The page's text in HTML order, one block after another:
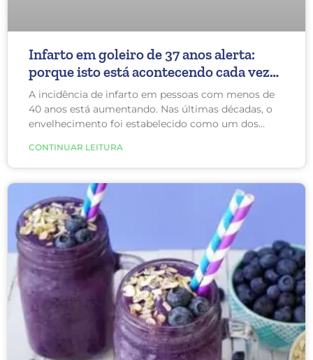
Infarto em goleiro de 37 anos alerta:
porque isto está acontecendo cada vez
mais em pessoas novas?
A incidência de infarto em pessoas com menos de
40 anos está aumentando. Nas últimas décadas, o
envelhecimento foi estabelecido como um dos
afetando tipicamente homens com mais de 50 anos
e mulheres com mais de 65 anos. Agora, pessoas na
faixa dos 20, 30 e 40 anos são mais frequentemente
vítimas dessa efemeridade cardiovascular.
CONTINUAR LEITURA